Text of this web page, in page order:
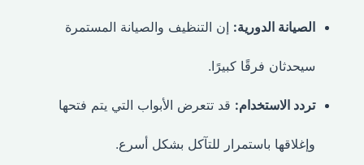
الصيانة الدورية:إن التنظيف والصيانة المستمرة
سيحدثان فرقًا كبيرًا.
تردد الاستخدام:قد تتعرض الأبواب التي يتم فتحها
وإغلاقها باستمرار للتآكل بشكل أسرع.